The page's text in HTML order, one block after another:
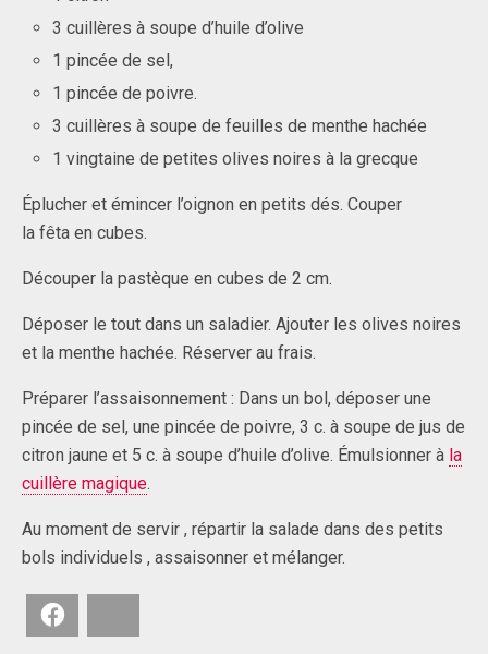
3 cuillères à soupe d’huile d’olive
1 pincée de sel,
1 pincée de poivre.
3 cuillères à soupe de feuilles de menthe hachée
1 vingtaine de petites olives noires à la grecque
Éplucher et émincer l’oignon en petits dés. Couper
la fêta en cubes.
Découper la pastèque en cubes de 2 cm.
Déposer le tout dans un saladier. Ajouter les olives noires
et la menthe hachée. Réserver au frais.
Préparer l’assaisonnement : Dans un bol, déposer une
pincée de sel, une pincée de poivre, 3 c. à soupe de jus de
citron jaune et 5 c. à soupe d’huile d’olive. Émulsionner à la
cuillère magique.
Au moment de servir , répartir la salade dans des petits
bols individuels , assaisonner et mélanger.